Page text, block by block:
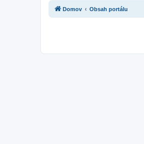
Domov Obsah portálu